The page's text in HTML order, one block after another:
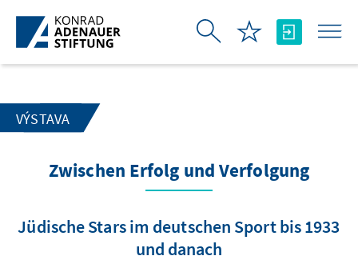
Skip to Main Content
VÝSTAVA
Zwischen Erfolg und Verfolgung
Jüdische Stars im deutschen Sport bis 1933
und danach